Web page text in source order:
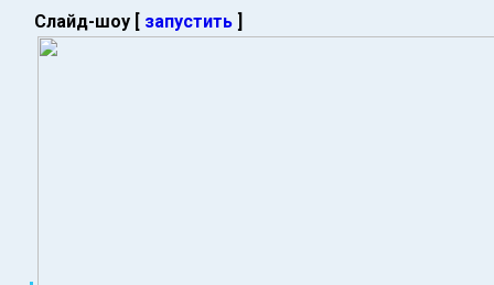
Слайд-шоу [ запустить ]